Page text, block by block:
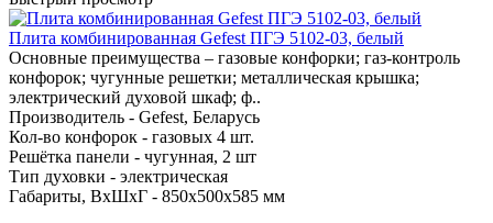
Плита комбинированная Gefest ПГЭ 5102-03, белый
Основные преимущества – газовые конфорки; газ-контроль
конфорок; чугунные решетки; металлическая крышка;
электрический духовой шкаф; ф..
Производитель - Gefest, Беларусь
Кол-во конфорок - газовых 4 шт.
Решётка панели - чугунная, 2 шт
Тип духовки - электрическая
Габариты, ВхШхГ - 850х500х585 мм